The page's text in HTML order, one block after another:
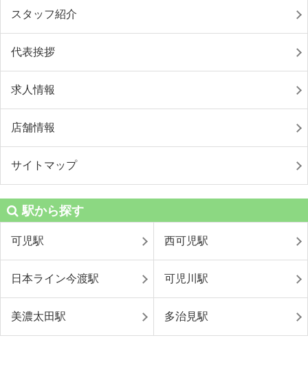
スタッフ紹介
代表挨拶
求人情報
店舗情報
サイトマップ
駅から探す
可児駅 西可児駅
日本ライン今渡駅 可児川駅
美濃太田駅 多治見駅